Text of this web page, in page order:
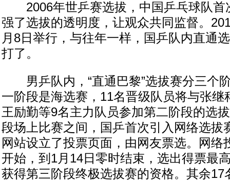
2006年世乒赛选拔，中国乒乓球队首
强了选拔的透明度，让观众共同监督。
月8日举行，与往年一样，国乒队内直通
打了。
男乒队内，“直通巴黎”选拔赛分三个
一阶段是海选赛，11名晋级队员将与张继
王励勤等9名主力队员参加第二阶段的选
段场上比赛之间，国乒首次引入网络选拔
网站设立了投票页面，由网友票选。网络
开始，到1月14日零时结束，选出得票最
获得第三阶段终极选拔赛的资格。其余17